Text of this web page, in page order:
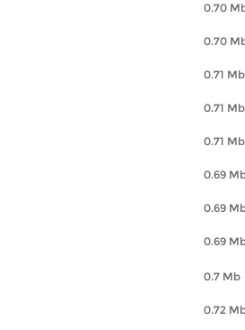
0.70
0.70
0.71 Mb
0.71 Mb
0.71 Mb
0.69
0.69
0.69
0.7 Mb
0.72